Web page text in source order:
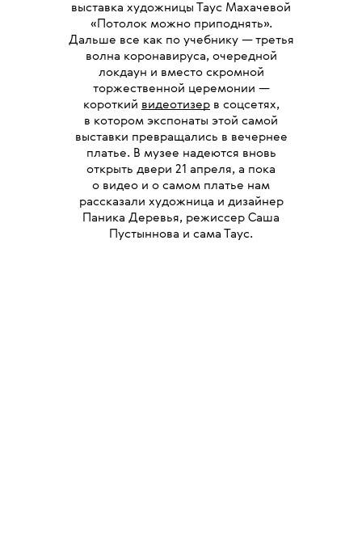
выставка художницы Таус Махачевой
«Потолок можно приподнять».
Дальше все как по учебнику — третья
волна коронавируса, очередной
локдаун и вместо скромной
торжественной церемонии —
короткий видеотизерв соцсетях,
в котором экспонаты этой самой
выставки превращались в вечернее
платье. В музее надеются вновь
открыть двери 21 апреля, а пока
о видео и о самом платье нам
рассказали художница и дизайнер
Паника Деревья, режиссер Саша
Пустыннова и сама Таус.